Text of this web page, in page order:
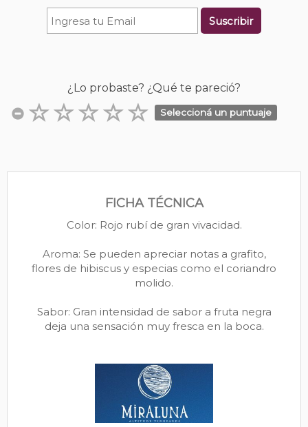
Suscribir
¿Lo probaste? ¿Qué te pareció?
Seleccioná un puntuaje
FICHA TÉCNICA
Color: Rojo rubí de gran vivacidad.
Aroma: Se pueden apreciar notas a grafito,
flores de hibiscus y especias como el coriandro
molido.
Sabor: Gran intensidad de sabor a fruta negra
deja una sensación muy fresca en la boca.